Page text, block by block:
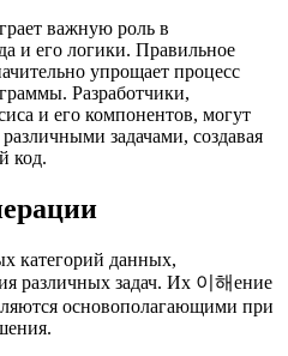
важную роль в
и его логики. Правильное
упрощает процесс
Разработчики,
и его компонентов, могут
задачами, создавая
код.
категорий данных,
различных задач. Их 이해ение
основополагающими при